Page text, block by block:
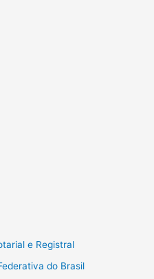
e Registral
do Brasil